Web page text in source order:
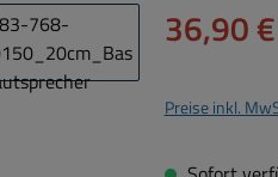
Verkaufspreis:
36,90 €
Preise inkl.